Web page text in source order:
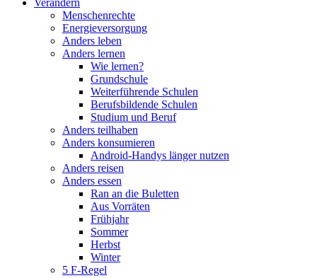
Menschenrechte
Energieversorgung
Anders leben
Anders lernen
Wie lernen?
Grundschule
Weiterführende Schulen
Berufsbildende Schulen
Studium und Beruf
Anders teilhaben
Anders konsumieren
Android-Handys länger nutzen
Anders reisen
Anders essen
Ran an die Buletten
Aus Vorräten
Frühjahr
Sommer
Herbst
Winter
5 F-Regel